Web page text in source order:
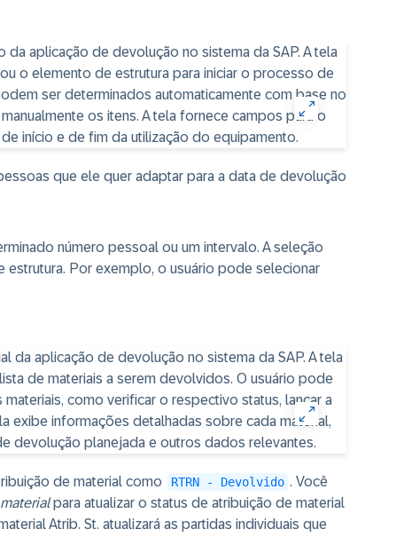
que ele quer adaptar para a data de devolução
número pessoal ou um intervalo. A seleção
Por exemplo, o usuário pode selecionar
de material como RTRN - Devolvido . Você
para atualizar o status de atribuição de material
Atrib. St. atualizará as partidas individuais que